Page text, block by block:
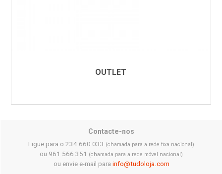
OUTLET
Contacte-nos
Ligue para o 234 660 033 (chamada para a rede fixa nacional)
ou 961 566 351 (chamada para a rede móvel nacional)
ou envie e-mail para info@tudoloja.com